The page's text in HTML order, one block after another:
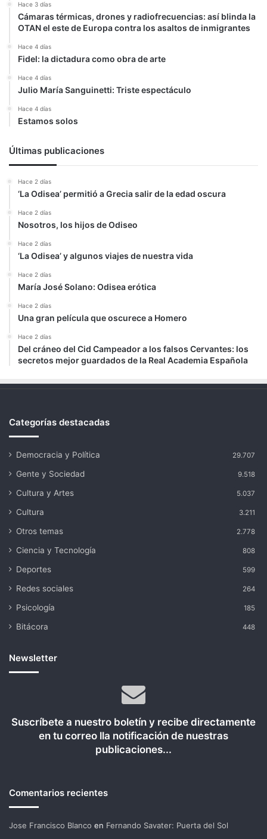
Hace 3 días
Cámaras térmicas, drones y radiofrecuencias: así blinda la
OTAN el este de Europa contra los asaltos de inmigrantes
Hace 4 días
Fidel: la dictadura como obra de arte
Hace 4 días
Julio María Sanguinetti: Triste espectáculo
Hace 4 días
Estamos solos
Últimas publicaciones
Hace 2 días
‘La Odisea’ permitió a Grecia salir de la edad oscura
Hace 2 días
Nosotros, los hijos de Odiseo
Hace 2 días
‘La Odisea’ y algunos viajes de nuestra vida
Hace 2 días
María José Solano: Odisea erótica
Hace 2 días
Una gran película que oscurece a Homero
Hace 2 días
Del cráneo del Cid Campeador a los falsos Cervantes: los
secretos mejor guardados de la Real Academia Española
Categorías destacadas
Democracia y Política 29.707
Gente y Sociedad 9.518
Cultura y Artes 5.037
Cultura 3.211
Otros temas 2.778
Ciencia y Tecnología 808
Deportes 599
Redes sociales 264
Psicología 185
Bitácora 448
Newsletter
Suscríbete a nuestro boletín y recibe directamente
en tu correo lla notificación de nuestras
publicaciones...
Comentarios recientes
Jose Francisco Blanco en Fernando Savater: Puerta del Sol